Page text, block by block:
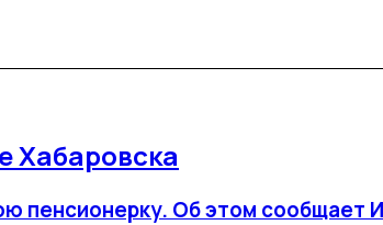
Хабаровска
пенсионерку. Об этом сообщает